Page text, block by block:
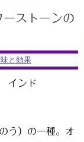
ストーンの
と効果
インド
う）の一種。オ